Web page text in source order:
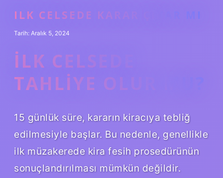
ILK CELSEDE KARAR ÇIKAR MI
Tarih: Aralık 5, 2024
İLK CELSEDE
TAHLIYE OLUR MU?
15 günlük süre, kararın kiracıya tebliğ
edilmesiyle başlar. Bu nedenle, genellikle
ilk müzakerede kira fesih prosedürünün
sonuçlandırılması mümkün değildir.